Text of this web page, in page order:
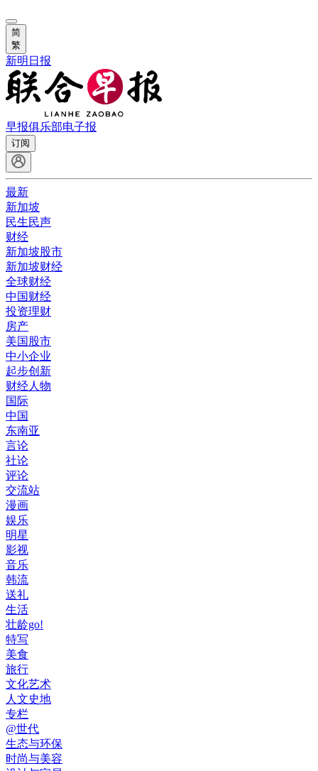
简
繁
新明日报
早报俱乐部电子报
订阅
最新
新加坡
民生民声
财经
新加坡股市
新加坡财经
全球财经
中国财经
投资理财
房产
美国股市
中小企业
起步创新
财经人物
国际
中国
东南亚
言论
社论
评论
交流站
漫画
娱乐
明星
影视
音乐
韩流
送礼
生活
壮龄go!
特写
美食
旅行
文化艺术
人文史地
专栏
@世代
生态与环保
时尚与美容